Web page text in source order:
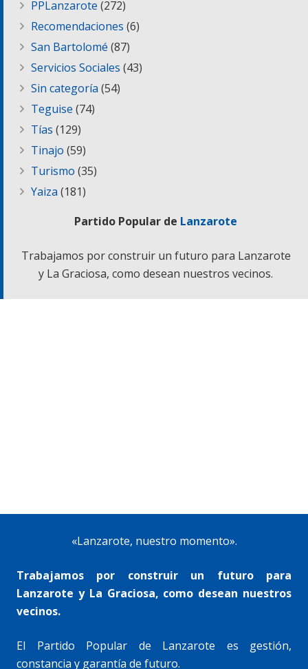
PPLanzarote (272)
Recomendaciones (6)
San Bartolomé (87)
Servicios Sociales (43)
Sin categoría (54)
Teguise (74)
Tías (129)
Tinajo (59)
Turismo (35)
Yaiza (181)
Partido Popular de Lanzarote
Trabajamos por construir un futuro para Lanzarote
y La Graciosa, como desean nuestros vecinos.
«Lanzarote, nuestro momento».
Trabajamos por construir un futuro para
Lanzarote y La Graciosa, como desean nuestros
vecinos.
El Partido Popular de Lanzarote es gestión,
constancia y garantía de futuro.